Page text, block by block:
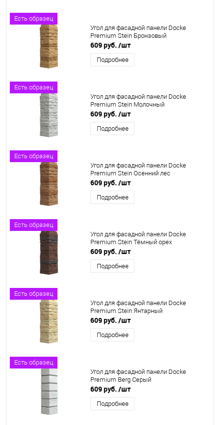
Есть образец
Угол для фасадной панели Docke
Premium Stein Бронзовый
609 руб. /шт
Подробнее
Есть образец
Угол для фасадной панели Docke
Premium Stein Молочный
609 руб. /шт
Подробнее
Есть образец
Угол для фасадной панели Docke
Premium Stein Осенний лес
609 руб. /шт
Подробнее
Есть образец
Угол для фасадной панели Docke
Premium Stein Тёмный орех
609 руб. /шт
Подробнее
Есть образец
Угол для фасадной панели Docke
Premium Stein Янтарный
609 руб. /шт
Подробнее
Есть образец
Угол для фасадной панели Docke
Premium Berg Серый
609 руб. /шт
Подробнее